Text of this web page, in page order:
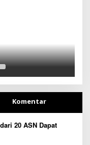
Komentar
20 ASN Dapat